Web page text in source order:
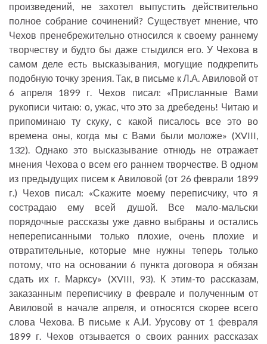
произведений, не захотел выпустить действительно
полное собрание сочинений? Существует мнение, что
Чехов пренебрежительно относился к своему раннему
творчеству и будто бы даже стыдился его. У Чехова в
самом деле есть высказывания, могущие подкрепить
подобную точку зрения. Так, в письме к Л.А. Авиловой от
6 апреля 1899 г. Чехов писал: «Присланные Вами
рукописи читаю: о, ужас, что это за дребедень! Читаю и
припоминаю ту скуку, с какой писалось все это во
времена оны, когда мы с Вами были моложе» (XVIII,
132). Однако это высказывание отнюдь не отражает
мнения Чехова о всем его раннем творчестве. В одном
из предыдущих писем к Авиловой (от 26 феврали 1899
г.) Чехов писал: «Скажите моему переписчику, что я
сострадаю ему всей душой. Все мало-мальски
порядочные рассказы уже давно выбраны и остались
непереписанными только плохие, очень плохие и
отвратительные, которые мне нужны теперь только
потому, что на основании 6 пункта договора я обязан
сдать их г. Марксу» (XVIII, 93). К этим-то рассказам,
заказанным переписчику в феврале и полученным от
Авиловой в начале апреля, и относятся скорее всего
слова Чехова. В письме к А.И. Урусову от 1 февраля
1899 г. Чехов отзывается о своих ранних рассказах